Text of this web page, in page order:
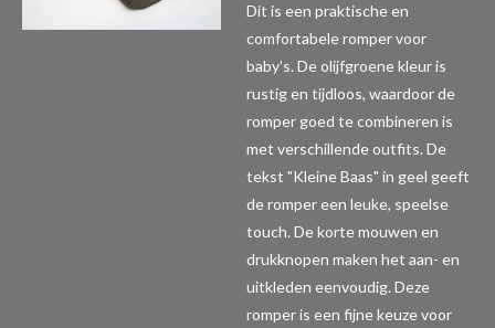
Dit is een praktische en
comfortabele romper voor
baby's. De olijfgroene kleur is
rustig en tijdloos, waardoor de
romper goed te combineren is
met verschillende outfits. De
tekst "Kleine Baas" in geel geeft
de romper een leuke, speelse
touch. De korte mouwen en
drukknopen maken het aan- en
uitkleden eenvoudig. Deze
romper is een fijne keuze voor